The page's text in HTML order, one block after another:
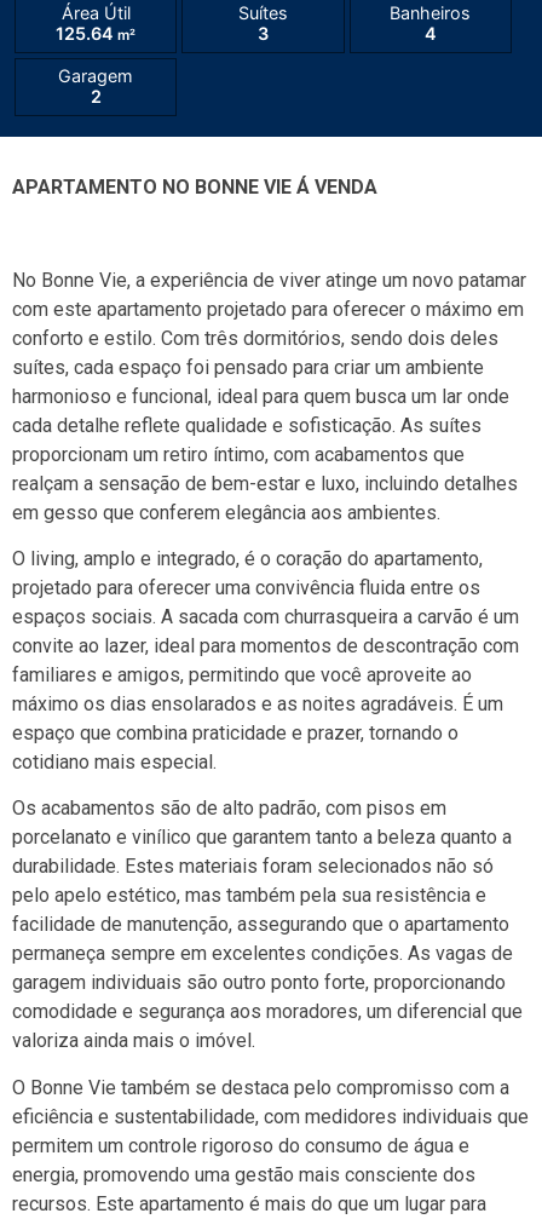
Área Útil
125.64 m²
Suítes
3
Banheiros
4
Garagem
2
APARTAMENTO NO BONNE VIE Á VENDA
No Bonne Vie, a experiência de viver atinge um novo patamar
com este apartamento projetado para oferecer o máximo em
conforto e estilo. Com três dormitórios, sendo dois deles
suítes, cada espaço foi pensado para criar um ambiente
harmonioso e funcional, ideal para quem busca um lar onde
cada detalhe reflete qualidade e sofisticação. As suítes
proporcionam um retiro íntimo, com acabamentos que
realçam a sensação de bem-estar e luxo, incluindo detalhes
em gesso que conferem elegância aos ambientes.
O living, amplo e integrado, é o coração do apartamento,
projetado para oferecer uma convivência fluida entre os
espaços sociais. A sacada com churrasqueira a carvão é um
convite ao lazer, ideal para momentos de descontração com
familiares e amigos, permitindo que você aproveite ao
máximo os dias ensolarados e as noites agradáveis. É um
espaço que combina praticidade e prazer, tornando o
cotidiano mais especial.
Os acabamentos são de alto padrão, com pisos em
porcelanato e vinílico que garantem tanto a beleza quanto a
durabilidade. Estes materiais foram selecionados não só
pelo apelo estético, mas também pela sua resistência e
facilidade de manutenção, assegurando que o apartamento
permaneça sempre em excelentes condições. As vagas de
garagem individuais são outro ponto forte, proporcionando
comodidade e segurança aos moradores, um diferencial que
valoriza ainda mais o imóvel.
O Bonne Vie também se destaca pelo compromisso com a
eficiência e sustentabilidade, com medidores individuais que
permitem um controle rigoroso do consumo de água e
energia, promovendo uma gestão mais consciente dos
recursos. Este apartamento é mais do que um lugar para